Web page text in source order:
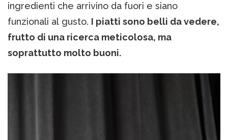
ingredienti che arrivino da fuori e siano
funzionali al gusto. I piatti sono belli da vedere,
frutto di una ricerca meticolosa, ma
soprattutto molto buoni.